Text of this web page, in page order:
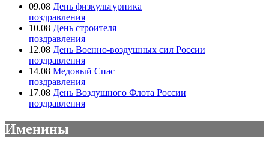
09.08 День физкультурника
поздравления
10.08 День строителя
поздравления
12.08 День Военно-воздушных сил России
поздравления
14.08 Медовый Спас
поздравления
17.08 День Воздушного Флота России
поздравления
Именины